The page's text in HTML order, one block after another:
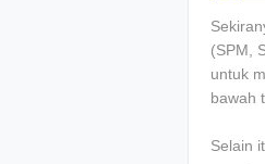
(SPM,
untuk
bawah
Selain